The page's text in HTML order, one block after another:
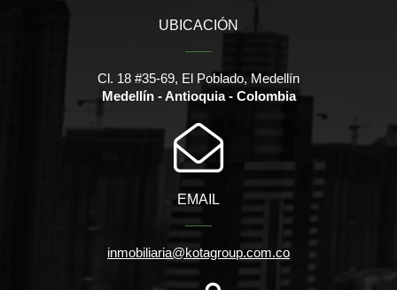
UBICACIÓN
Cl. 18 #35-69, El Poblado, Medellín
Medellín - Antioquia - Colombia
EMAIL
inmobiliaria@kotagroup.com.co